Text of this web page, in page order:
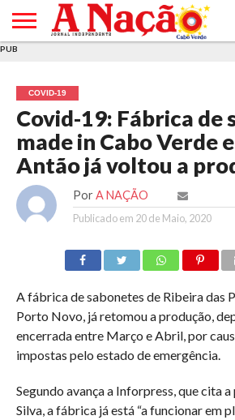
E DE
COOKIES
DE
UTILIZAÇÃO
PUB
COVID-19
Covid-19: Fábrica de
made in Cabo Verde
Antão já voltou a
Por A NAÇÃO
Publicado em 20 de Maio, 2020
A fábrica de sabonetes de Ribeira das
Porto Novo, já retomou a produção,
encerrada entre Março e Abril, por
impostas pelo estado de emergência.
Segundo avança a Inforpress, que cita
Silva, a fábrica já está “a funcionar em